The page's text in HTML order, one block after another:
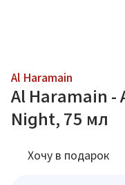
Al Haramain
Al Haramain -
Night, 75 мл
Хочу в подарок